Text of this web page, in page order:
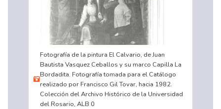
Fotografía de la pintura El Calvario, de Juan
Bautista Vasquez Ceballos y su marco Capilla La
Bordadita. Fotografía tomada para el Catálogo
realizado por Francisco Gil Tovar, hacia 1982.
Colección del Archivo Histórico de la Universidad
del Rosario, ALB 0